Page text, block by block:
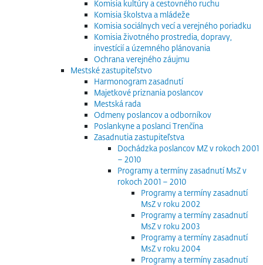
Komisia kultúry a cestovného ruchu
Komisia školstva a mládeže
Komisia sociálnych vecí a verejného poriadku
Komisia životného prostredia, dopravy,
investícií a územného plánovania
Ochrana verejného záujmu
Mestské zastupiteľstvo
Harmonogram zasadnutí
Majetkové priznania poslancov
Mestská rada
Odmeny poslancov a odborníkov
Poslankyne a poslanci Trenčína
Zasadnutia zastupiteľstva
Dochádzka poslancov MZ v rokoch 2001
– 2010
Programy a termíny zasadnutí MsZ v
rokoch 2001 – 2010
Programy a termíny zasadnutí
MsZ v roku 2002
Programy a termíny zasadnutí
MsZ v roku 2003
Programy a termíny zasadnutí
MsZ v roku 2004
Programy a termíny zasadnutí